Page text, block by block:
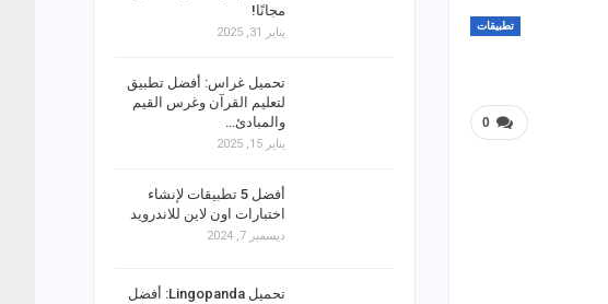
تطبيقات
0
مجانًا!
يناير 31, 2025
تحميل غراس: أفضل تطبيق
لتعليم القرآن وغرس القيم
والمبادئ…
يناير 15, 2025
أفضل 5 تطبيقات لإنشاء
اختبارات اون لاين للاندرويد
ديسمبر 7, 2024
تحميل Lingopanda: أفضل